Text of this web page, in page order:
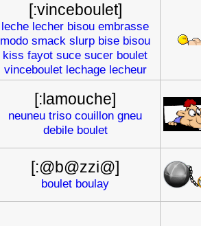
[:vinceboulet]
leche lecher bisou embrasse
modo smack slurp bise bisou
kiss fayot suce sucer boulet
vinceboulet lechage lecheur
[:lamouche]
neuneu triso couillon gneu
debile boulet
[:@b@zzi@]
boulet boulay